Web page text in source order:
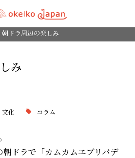
朝ドラ周辺の楽しみ
み
文化 コラム
ドラで「カムカムエブリバデ